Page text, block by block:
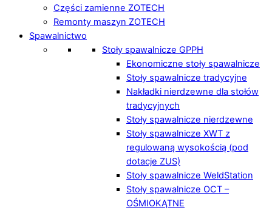
Części zamienne ZOTECH
Remonty maszyn ZOTECH
Spawalnictwo
Stoły spawalnicze GPPH
Ekonomiczne stoły spawalnicze
Stoły spawalnicze tradycyjne
Nakładki nierdzewne dla stołów
tradycyjnych
Stoły spawalnicze nierdzewne
Stoły spawalnicze XWT z
regulowaną wysokością (pod
dotacje ZUS)
Stoły spawalnicze WeldStation
Stoły spawalnicze OCT –
OŚMIOKĄTNE